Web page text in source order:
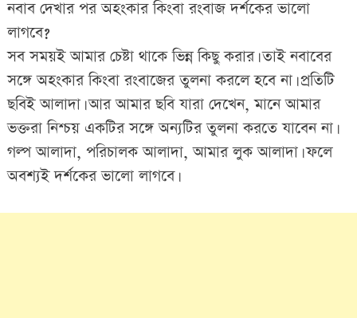
নবাব দেখার পর অহংকার কিংবা রংবাজ দর্শকের ভালো
লাগবে?
সব সময়ই আমার চেষ্টা থাকে ভিন্ন কিছু করার। তাই নবাবের
সঙ্গে অহংকার কিংবা রংবাজের তুলনা করলে হবে না। প্রতিটি
ছবিই আলাদা। আর আমার ছবি যারা দেখেন, মানে আমার
ভক্তরা নিশ্চয় একটির সঙ্গে অন্যটির তুলনা করতে যাবেন না।
গল্প আলাদা, পরিচালক আলাদা, আমার লুক আলাদা। ফলে
অবশ্যই দর্শকের ভালো লাগবে।